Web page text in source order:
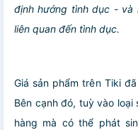
định hướng tình dục - và
liên quan đến tình dục.
Giá sản phẩm trên Tiki
Bên cạnh đó, tuỳ vào
hàng mà có thể phát